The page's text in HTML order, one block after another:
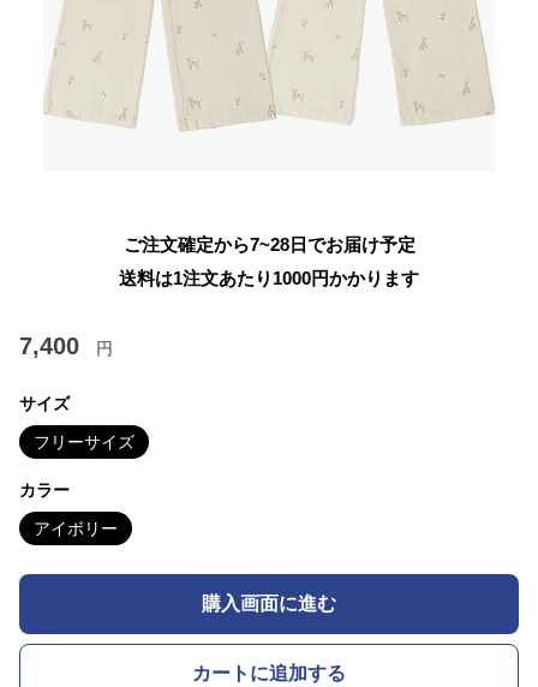
ご注文確定から7~28日でお届け予定
送料は1注文あたり 1000円かかります
7,400 円
サイズ
フリーサイズ
カラー
アイボリー
購入画面に進む
カートに追加する